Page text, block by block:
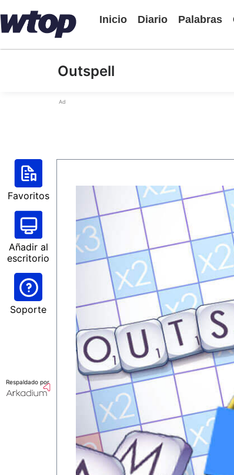
Inicio Diario Palabras
Outspell
Ad
Favoritos
Añadir al
escritorio
Soporte
Respaldado por